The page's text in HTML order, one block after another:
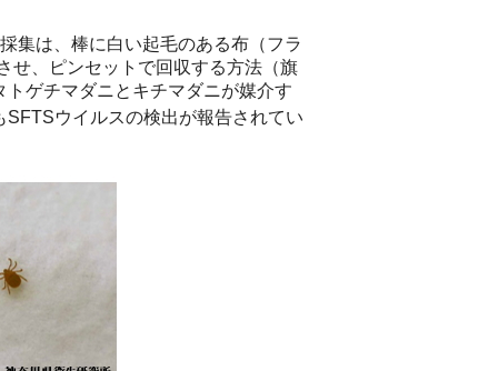
集は、棒に白い起毛のある布（フラ
せ、ピンセットで回収する方法（旗
ゲチマダニとキチマダニが媒介す
ウイルスの検出が報告されてい